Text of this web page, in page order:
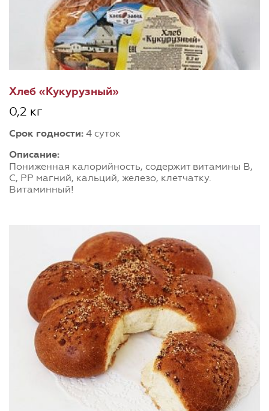
Хлеб «Кукурузный»
0,2 кг
Срок годности: 4 суток
Описание:
Пониженная калорийность, содержит витамины B,
C, PP магний, кальций, железо, клетчатку.
Витаминный!